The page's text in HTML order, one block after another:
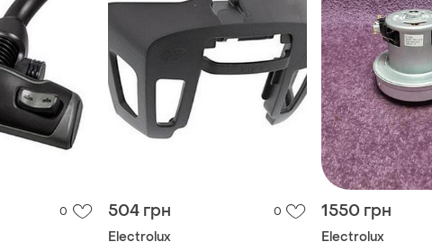
0 504 грн 0
Electrolux
1550 грн
Electrolux